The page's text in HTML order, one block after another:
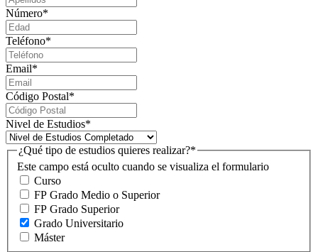
Número*
Teléfono*
Email*
Código Postal*
Nivel de Estudios*
Este campo está oculto cuando se visualiza el formulario
¿Qué tipo de estudios quieres realizar?*
Curso
FP Grado Medio o Superior
FP Grado Superior
Grado Universitario
Máster